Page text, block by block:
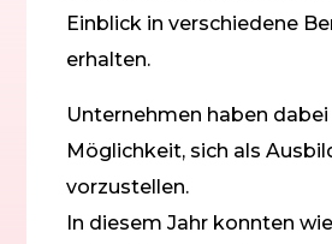
Einblick in verschiedene
erhalten.
Unternehmen haben dabei
Möglichkeit, sich als
vorzustellen.
In diesem Jahr konnten